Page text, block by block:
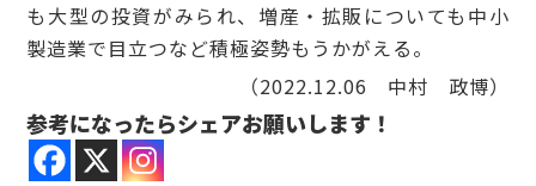
も大型の投資がみられ、増産・拡販についても中小
製造業で目立つなど積極姿勢もうかがえる。
（2022.12.06 中村 政博）
参考になったらシェアお願いします！